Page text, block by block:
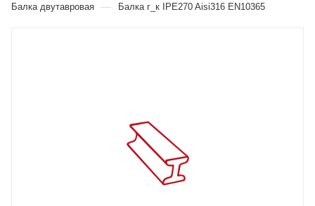
Балка двутавровая — Балка г_к IPE270 Aisi316 EN10365